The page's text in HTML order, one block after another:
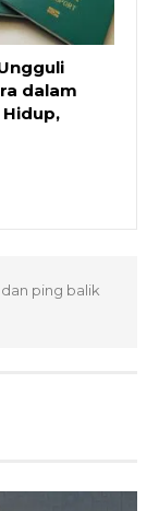
dalam
dan ping balik